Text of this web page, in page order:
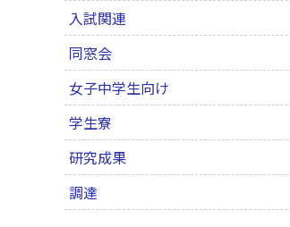
入試関連
同窓会
女子中学生向け
学生寮
研究成果
調達